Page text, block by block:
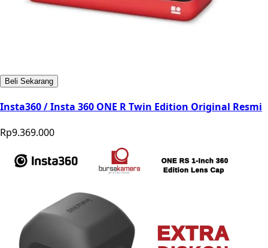
Beli Sekarang
Insta360 / Insta 360 ONE R Twin Edition Original Resmi
Rp9.369.000